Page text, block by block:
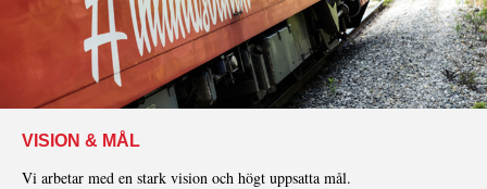
VISION & MÅL
Vi arbetar med en stark vision och högt uppsatta mål.